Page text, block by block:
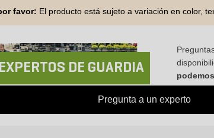
favor: El producto está sujeto a variación en color,
EXPERTOS DE GUARDIA
Pregunta a un experto